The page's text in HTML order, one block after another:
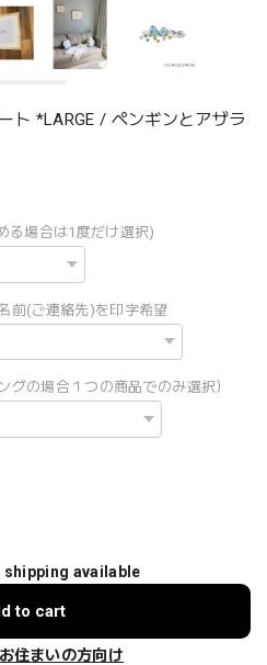
ト *LARGE / ペンギンとアザラ
る場合は1度だけ選択)
前(ご連絡先)を印字希望
グの場合１つの商品でのみ選択）
available
to cart
住まいの方向け